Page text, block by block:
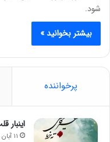
شود.
بیشتر بخوانید »
پرخواننده
۱۱ آبان ۱۴۰۴